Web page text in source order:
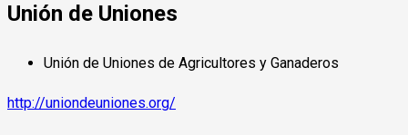
Unión de Uniones
Unión de Uniones de Agricultores y Ganaderos
http://uniondeuniones.org/